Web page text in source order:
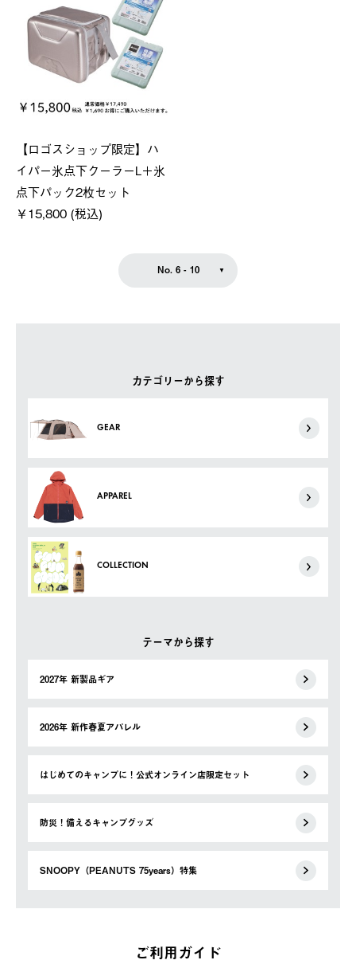
カテゴリーから探す
GEAR
APPAREL
COLLECTION
テーマから探す
2027年 新製品ギア
2026年 新作春夏アパレル
はじめてのキャンプに！公式オンライン店限定セット
防災！備えるキャンプグッズ
SNOOPY（PEANUTS 75years）特集
【ロゴスショップ限定】ハ
イパー氷点下クーラーL＋氷
点下パック2枚セット
￥15,800 (税込)
No. 6 - 10
ご利用ガイド